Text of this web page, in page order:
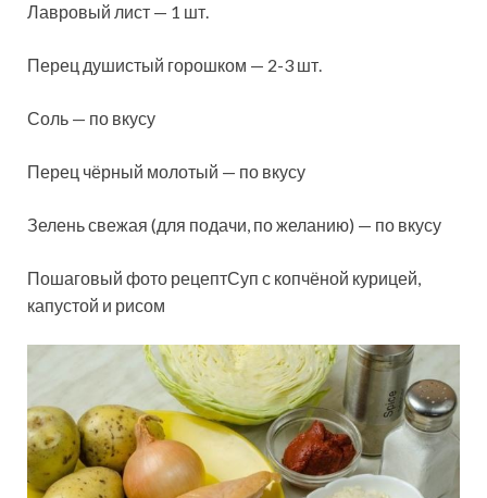
Лавровый лист — 1 шт.
Перец душистый горошком — 2-3 шт.
Соль — по вкусу
Перец чёрный молотый — по вкусу
Зелень свежая (для подачи, по желанию) — по вкусу
Пошаговый фото рецептСуп с копчёной курицей,
капустой и рисом